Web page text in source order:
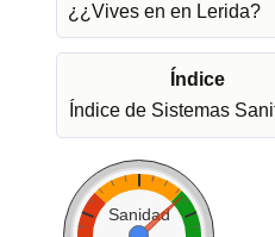
¿¿Vives en en Lerida?
Índice
Índice de Sistemas
Sanidad